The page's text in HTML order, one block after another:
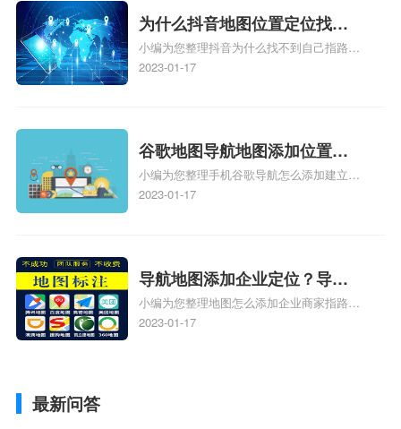
相关地图标注知识，详情可查看下方正文！
为什么抖音地图位置定位找不
到了？抖音为什么找不到当前
定位了？
小编为您整理抖音为什么找不到自己指路人
地图标注服务中心铺的位置、地图位置更新
服务中心位置、抖音突然不显示定位了相关
地图标注知识，详情可查看下方正文！
2023-01-17
谷歌地图导航地图添加位置？
添加谷歌地图导航位置？
小编为您整理手机谷歌导航怎么添加建立多
人位置、如何在地图，谷歌地图添加公司位
2023-01-17
导航地图添加企业定位？导航
定位企业？
小编为您整理地图怎么添加企业商家指路人
地图标注服务中心铺名称、地图怎么添加企
2023-01-17
最新问答